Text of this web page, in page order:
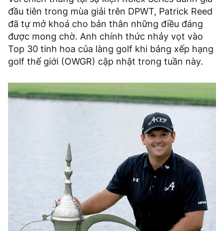
đầu tiên trong mùa giải trên DPWT, Patrick Reed
đã tự mở khoá cho bản thân những điều đáng
được mong chờ. Anh chính thức nhảy vọt vào
Top 30 tinh hoa của làng golf khi bảng xếp hạng
golf thế giới (OWGR) cập nhật trong tuần này.